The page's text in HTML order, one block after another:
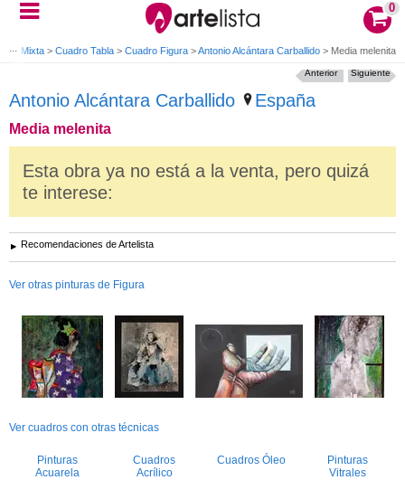
0
Mixta > Cuadro Tabla > Cuadro Figura >Antonio Alcántara Carballido > Media melenita
Antonio Alcántara Carballido España
Media melenita
Siguiente
Anterior
Esta obra ya no está a la venta, pero quizá
te interese:
Recomendaciones de Artelista
Ver otras pinturas de Figura
Ver cuadros con otras técnicas
Pinturas
Acuarela
Cuadros
Acrílico
Cuadros Óleo
Pinturas
Vitrales